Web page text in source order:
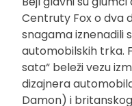
Centruty Fox o dva
snagama iznenadili
automobilskih trka.
sata“ beleži vezu
dizajnera
Damon) i